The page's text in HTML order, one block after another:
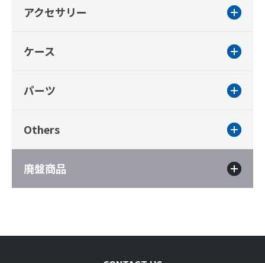
アクセサリー
ケース
パーツ
Others
廃盤商品